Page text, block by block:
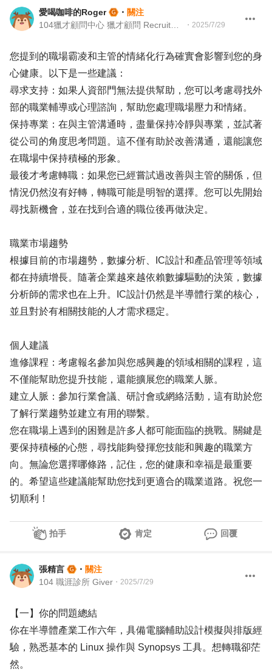
愛喝咖啡的Roger ・ 關注
・ 2025/7/29
您提到的職場霸凌和主管的情緒化行為確實會影響到您的身
心健康。以下是一些建議：
尋求支持：如果人資部門無法提供幫助，您可以考慮尋找外
部的職業輔導或心理諮詢，幫助您處理職場壓力和情緒。
保持專業：在與主管溝通時，盡量保持冷靜與專業，並試著
從公司的角度思考問題。這不僅有助於改善溝通，還能讓您
在職場中保持積極的形象。
最後才考慮轉職：如果您已經嘗試過改善與主管的關係，但
情況仍然沒有好轉，轉職可能是明智的選擇。您可以先開始
尋找新機會，並在找到合適的職位後再做決定。
職業市場趨勢
根據目前的市場趨勢，數據分析、IC設計和產品管理等領域
都在持續增長。隨著企業越來越依賴數據驅動的決策，數據
分析師的需求也在上升。IC設計仍然是半導體行業的核心，
並且對於有相關技能的人才需求穩定。
個人建議
進修課程：考慮報名參加與您感興趣的領域相關的課程，這
不僅能幫助您提升技能，還能擴展您的職業人脈。
建立人脈：參加行業會議、研討會或網絡活動，這有助於您
了解行業趨勢並建立有用的聯繫。
您在職場上遇到的困難是許多人都可能面臨的挑戰。關鍵是
要保持積極的心態，尋找能夠發揮您技能和興趣的職業方
向。無論您選擇哪條路，記住，您的健康和幸福是最重要
的。希望這些建議能幫助您找到更適合的職業道路。祝您一
切順利！
拍手 肯定 回覆
張精言 ・ 關注
104 職涯診所 Giver ・ 2025/7/29
【一】你的問題總結
你在半導體產業工作六年，具備電腦輔助設計模擬與排版經
驗，熟悉基本的 Linux 操作與 Synopsys 工具。想轉職卻茫
然。